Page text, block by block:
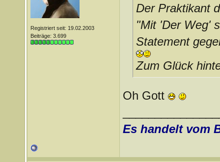
Registriert seit: 19.02.2003
Beiträge: 3.699
Der Praktikant
"Mit 'Der Weg'
Statement
Zum Glück
Oh Gott
Es handelt vom